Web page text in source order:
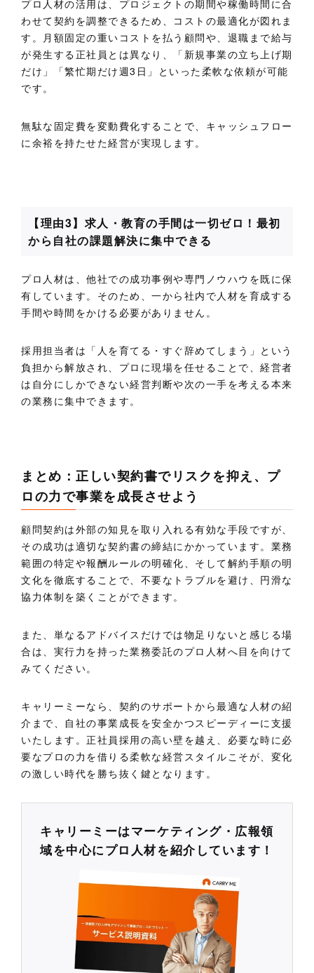
プロ人材の活用は、プロジェクトの期間や稼働時間に合
わせて契約を調整できるため、コストの最適化が図れま
す。 月額固定の重いコストを払う顧問や、退職まで給与
が発生する正社員とは異なり、「新規事業の立ち上げ期
だけ」「繁忙期だけ週3日」といった柔軟な依頼が可能
です。
無駄な固定費を変動費化することで、キャッシュフロー
に余裕を持たせた経営が実現します。
【理由3】求人・教育の手間は一切ゼロ！最初
から自社の課題解決に集中できる
プロ人材は、他社での成功事例や専門ノウハウを既に保
有しています。そのため、一から社内で人材を育成する
手間や時間をかける必要がありません。
採用担当者は「人を育てる・すぐ辞めてしまう」という
負担から解放され、プロに現場を任せることで、経営者
は自分にしかできない経営判断や次の一手を考える本来
の業務に集中できます。
まとめ：正しい契約書でリスクを抑え、プ
ロの力で事業を成長させよう
顧問契約は外部の知見を取り入れる有効な手段ですが、
その成功は適切な契約書の締結にかかっています。業務
範囲の特定や報酬ルールの明確化、そして解約手順の明
文化を徹底することで、不要なトラブルを避け、円滑な
協力体制を築くことができます。
また、単なるアドバイスだけでは物足りないと感じる場
合は、実行力を持った業務委託のプロ人材へ目を向けて
みてください。
キャリーミーなら、契約のサポートから最適な人材の紹
介まで、自社の事業成長を安全かつスピーディーに支援
いたします。正社員採用の高い壁を越え、必要な時に必
要なプロの力を借りる柔軟な経営スタイルこそが、変化
の激しい時代を勝ち抜く鍵となります。
キャリーミーはマーケティング・広報領
域を中心にプロ人材を紹介しています！